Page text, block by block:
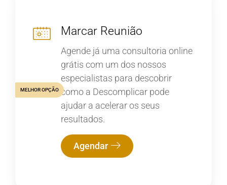
Marcar Reunião
Agende já uma consultoria online
grátis com um dos nossos
especialistas para descobrir
como a Descomplicar pode
ajudar a acelerar os seus
resultados.
Agendar
MELHOR OPÇÃO